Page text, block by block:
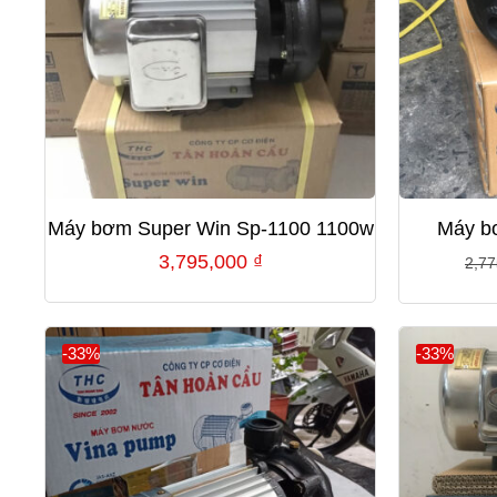
Máy bơm Super Win Sp-1100 1100w
3,795,000 ₫
Máy
-33% -33%